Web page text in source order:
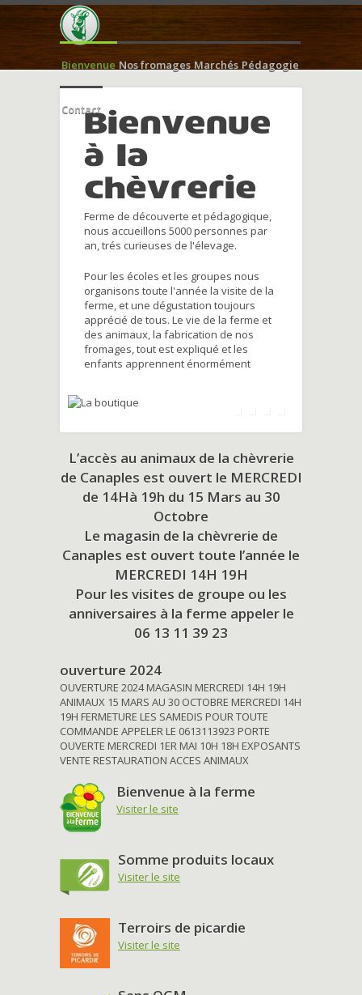
Bienvenue Nos fromages Marchés Pédagogie
ContactBienvenue
à la
chèvrerie
Ferme de découverte et pédagogique,
nous accueillons 5000 personnes par
an, trés curieuses de l'élevage.
Pour les écoles et les groupes nous
organisons toute l'année la visite de la
ferme, et une dégustation toujours
apprécié de tous. Le vie de la ferme et
des animaux, la fabrication de nos
fromages, tout est expliqué et les
enfants apprennent énormément
L’accès au animaux de la chèvrerie
de Canaples est ouvert le MERCREDI
de 14Hà 19h du 15 Mars au 30
Octobre
Le magasin de la chèvrerie de
Canaples est ouvert toute l’année le
MERCREDI 14H 19H
Pour les visites de groupe ou les
anniversaires à la ferme appeler le
06 13 11 39 23
ouverture 2024
OUVERTURE 2024 MAGASIN MERCREDI 14H 19H
ANIMAUX 15 MARS AU 30 OCTOBRE MERCREDI 14H
19H FERMETURE LES SAMEDIS POUR TOUTE
COMMANDE APPELER LE 0613113923 PORTE
OUVERTE MERCREDI 1ER MAI 10H 18H EXPOSANTS
VENTE RESTAURATION ACCES ANIMAUX
Bienvenue à la ferme
Visiter le site
Somme produits locaux
Visiter le site
Terroirs de picardie
Visiter le site